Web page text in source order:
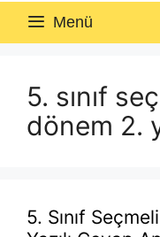
Menü
5. sınıf
dönem 2.
5. Sınıf